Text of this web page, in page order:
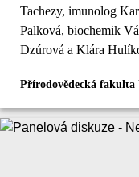
Tachezy, imunolog
Palková, biochemik
Dzúrová a Klára
Přírodovědecká